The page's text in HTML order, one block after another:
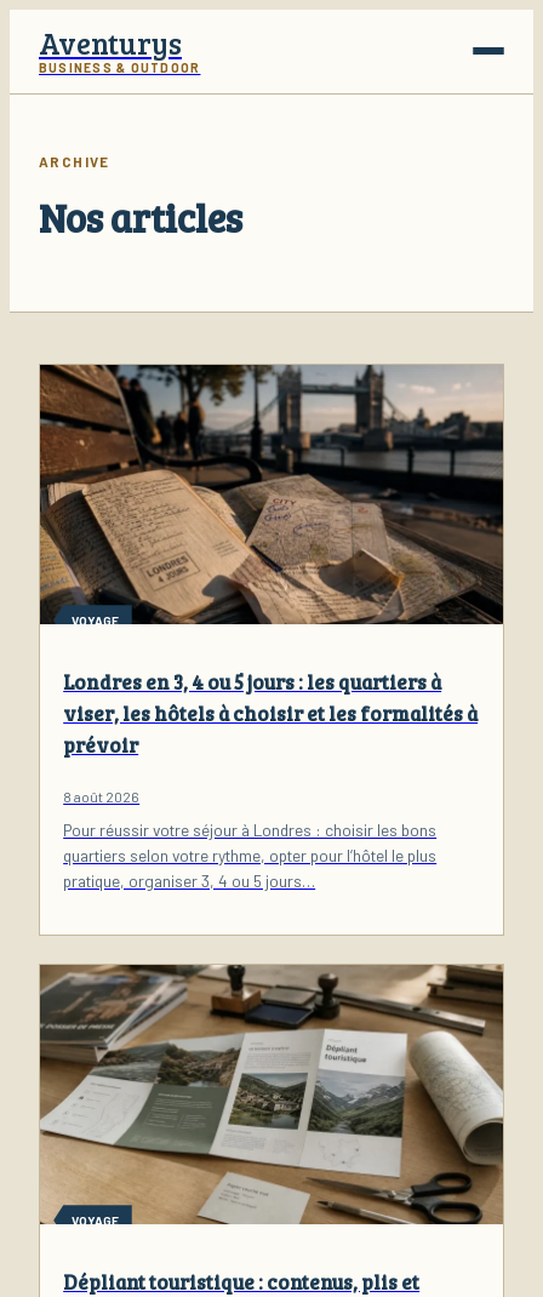
Aventurys
BUSINESS & OUTDOOR
ARCHIVE
Nos articles
VOYAGE
Londres en 3, 4 ou 5 jours : les quartiers à
viser, les hôtels à choisir et les formalités à
prévoir
8 août 2026
Pour réussir votre séjour à Londres : choisir les bons
quartiers selon votre rythme, opter pour l’hôtel le plus
pratique, organiser 3, 4 ou 5 jours…
VOYAGE
Dépliant touristique : contenus, plis et